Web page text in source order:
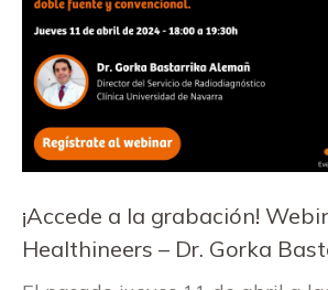
¡Accede a la grabación!
Healthineers – Dr. Gorka